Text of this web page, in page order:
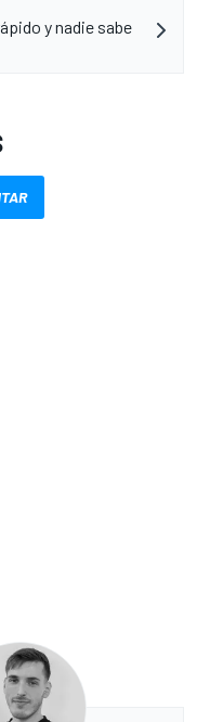
y nadie sabe